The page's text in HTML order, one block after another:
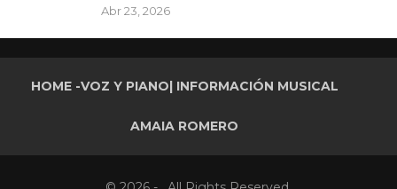
Abr 23, 2026
HOME -VOZ Y PIANO| INFORMACIÓN MUSICAL
AMAIA ROMERO